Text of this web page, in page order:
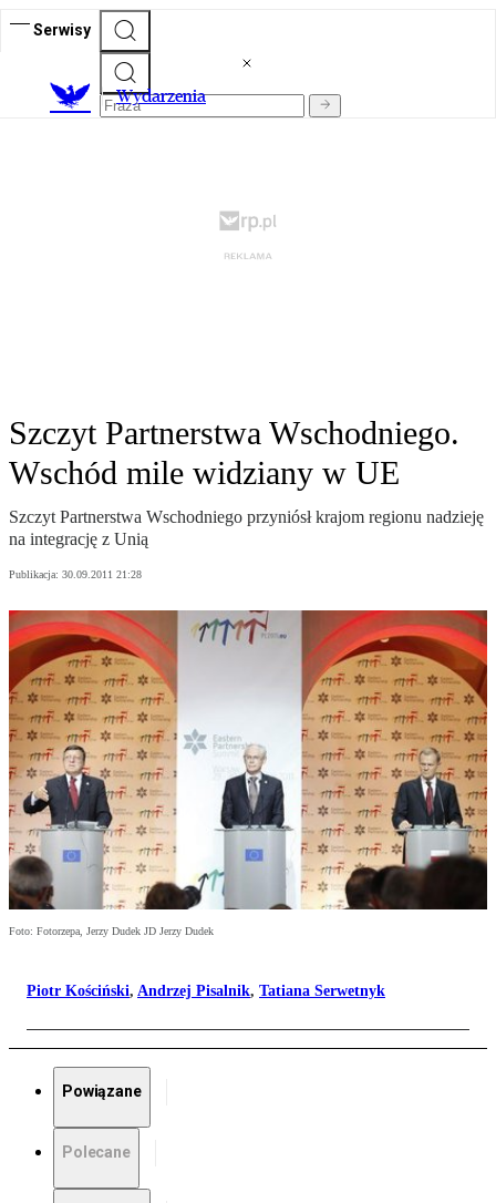
Serwisy
Wydarzenia
Szczyt Partnerstwa Wschodniego.
Wschód mile widziany w UE
Szczyt Partnerstwa Wschodniego przyniósł krajom regionu nadzieję
na integrację z Unią
Publikacja: 30.09.2011 21:28
Foto: Fotorzepa, Jerzy Dudek JD Jerzy Dudek
Piotr Kościński, Andrzej Pisalnik, Tatiana Serwetnyk
Powiązane
Polecane